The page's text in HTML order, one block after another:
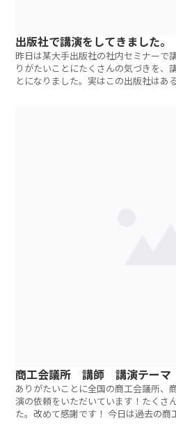
出版社で講演をしてきました。
昨日は某大手出版社の社内セミナーで
りがたいことにたくさんの気づきを、
とになりました。実はこの出版社はあ
商工会議所 講師 講演テーマ
ありがたいことに全国の商工会議所、
演の依頼をいただいています！たくさ
た。改めて感謝です！ 今日は過去の